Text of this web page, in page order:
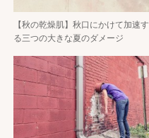
【秋の乾燥肌】秋口にかけて加速す
る三つの大きな夏のダメージ